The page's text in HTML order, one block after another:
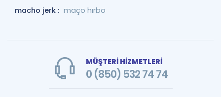
macho jerk : maço hırbo
MÜŞTERİ HİZMETLERİ
0 (850) 532 74 74